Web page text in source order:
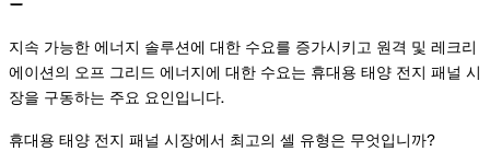
지속 가능한 에너지 솔루션에 대한 수요를 증가시키고 원격 및 레크리
에이션의 오프 그리드 에너지에 대한 수요는 휴대용 태양 전지 패널 시
장을 구동하는 주요 요인입니다.
휴대용 태양 전지 패널 시장에서 최고의 셀 유형은 무엇입니까?